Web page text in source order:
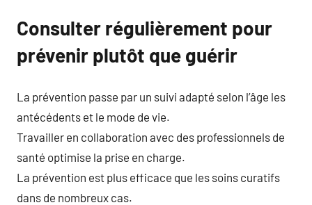
Consulter régulièrement pour
prévenir plutôt que guérir
La prévention passe par un suivi adapté selon l’âge les
antécédents et le mode de vie.
Travailler en collaboration avec des professionnels de
santé optimise la prise en charge.
La prévention est plus efficace que les soins curatifs
dans de nombreux cas.